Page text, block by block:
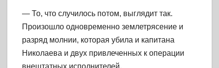
— То, что случилось потом, выглядит так.
Произошло одновременно землетрясение и
разряд молнии, которая убила и капитана
Николаева и двух привлеченных к операции